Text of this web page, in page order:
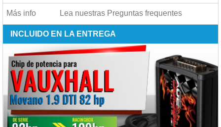
Más info Lea nuestras Preguntas frequentes
INCLUIDO EN LA ENTREGA